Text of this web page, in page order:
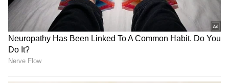
கொரோனா உறுதி செய்யப்பட்டுள்ளது.